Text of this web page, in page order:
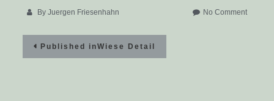
ByJuergen Friesenhahn No Commenton
Beitragsnavigation
Published inWiese Detail